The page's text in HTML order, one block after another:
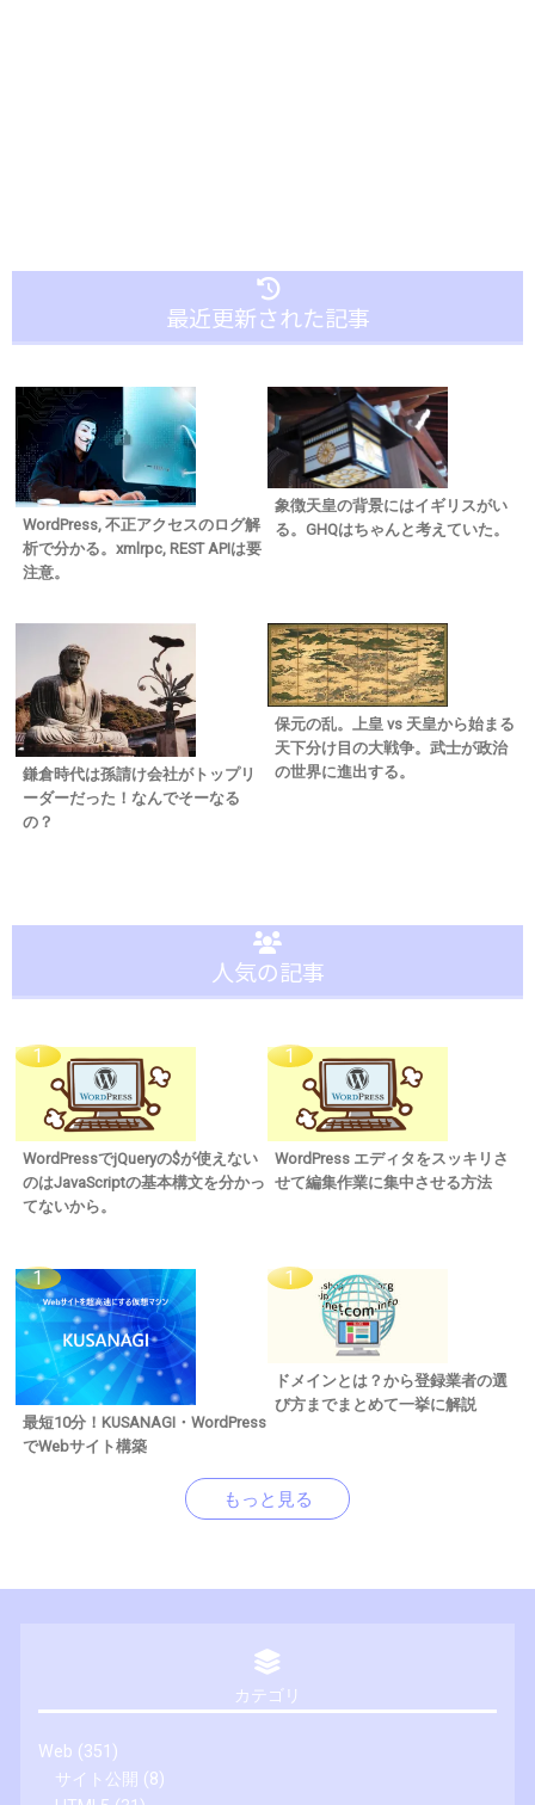
最近更新された記事
WordPress, 不正アクセスのログ解
析で分かる。xmlrpc, REST APIは要
注意。
象徴天皇の背景にはイギリスがい
る。GHQはちゃんと考えていた。
鎌倉時代は孫請け会社がトップリ
ーダーだった！なんでそーなる
の？
保元の乱。上皇 vs 天皇から始まる
天下分け目の大戦争。武士が政治
の世界に進出する。
人気の記事
WordPressでjQueryの$が使えない
のはJavaScriptの基本構文を分かっ
てないから。
WordPress エディタをスッキリさ
せて編集作業に集中させる方法
最短10分！KUSANAGI・WordPress
でWebサイト構築
ドメインとは？から登録業者の選
び方までまとめて一挙に解説
もっと見る
カテゴリ
Web (351)
サイト公開 (8)